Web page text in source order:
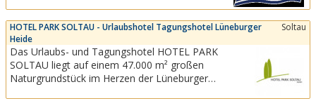
auf dem Sonnendeck bequem und erleben Sie
die schönsten Sehenswürdigkeiten, wie den
Berliner Fernsehturm, das Regierungsviertel, das
Nikolaiviertel...
HOTEL PARK SOLTAU - Urlaubshotel Tagungshotel Lüneburger
Heide
Soltau
Das Urlaubs- und Tagungshotel HOTEL PARK
SOLTAU liegt auf einem 47.000 m² großen
Naturgrundstück im Herzen der Lüneburger